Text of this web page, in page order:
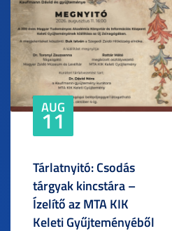
AUG
11
Tárlatnyitó: Csodás
tárgyak kincstára –
Ízelítő az MTA KIK
Keleti Gyűjteményéből